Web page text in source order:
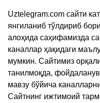
Uztelegram.com сайти
янгиланиб тўлдириб
алоҳида саҳифамизда
каналлар ҳақидаги
мумкин. Сайтимиз
танилмоқда,
мавзу бўйича
Сайтнинг ижтимоий